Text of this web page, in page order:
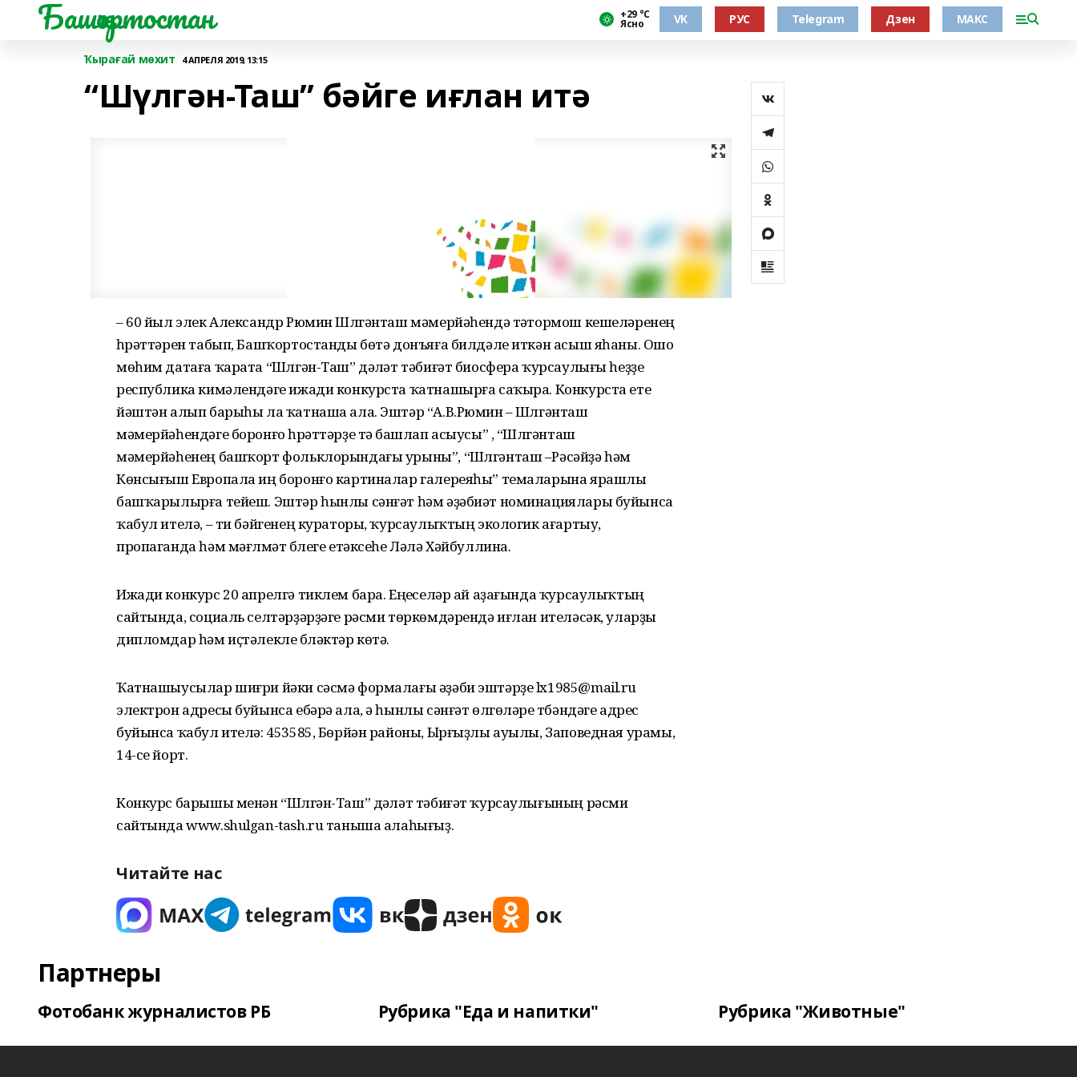
Башҡортостан +29 °С
Ясно VK РУС Telegram Дзен МАКС
Ҡырағай мөхит 4 АПРЕЛЯ 2019, 13:15
“Шүлгән-Таш” бәйге иғлан итә
– 60 йыл элек Александр Рюмин Шүлгәнташ мәмерйәһендә тәүтормош кешеләренең
һүрәттәрен табып, Башҡортостанды бөтә донъяға билдәле иткән асыш яһаны. Ошо
мөһим датаға ҡарата “Шүлгән-Таш” дәүләт тәбиғәт биосфера ҡурсаулығы һеҙҙе
республика кимәлендәге ижади конкурста ҡатнашырға саҡыра. Конкурста ете
йәштән алып барыһы ла ҡатнаша ала. Эштәр “А.В.Рюмин – Шүлгәнташ
мәмерйәһендәге боронғо һүрәттәрҙе тәү башлап асыусы” , “Шүлгәнташ
мәмерйәһенең башҡорт фольклорындағы урыны”, “Шүлгәнташ –Рәсәйҙә һәм
Көнсығыш Европала иң боронғо картиналар галереяһы” темаларына ярашлы
башҡарылырға тейеш. Эштәр һынлы сәнғәт һәм әҙәбиәт номинациялары буйынса
ҡабул ителә, – ти бәйгенең кураторы, ҡурсаулыҡтың экологик ағартыу,
пропаганда һәм мәғлүмәт бүлеге етәксеһе Ләлә Хәйбуллина.
Ижади конкурс 20 апрелгә тиклем бара. Еңеүселәр ай аҙағында ҡурсаулыҡтың
сайтында, социаль селтәрҙәрҙәге рәсми төркөмдәрендә иғлан ителәсәк, уларҙы
дипломдар һәм иҫтәлекле бүләктәр көтә.
Ҡатнашыусылар шиғри йәки сәсмә формалағы әҙәби эштәрҙе lx1985@mail.ru
электрон адресы буйынса ебәрә ала, ә һынлы сәнғәт өлгөләре түбәндәге адрес
буйынса ҡабул ителә: 453585, Бөрйән районы, Ырғыҙлы ауылы, Заповедная урамы,
14-се йорт.
Конкурс барышы менән “Шүлгән-Таш” дәүләт тәбиғәт ҡурсаулығының рәсми
сайтында www.shulgan-tash.ru таныша алаһығыҙ.
Читайте нас
Партнеры
Фотобанк журналистов РБ Рубрика "Еда и напитки" Рубрика "Животные"